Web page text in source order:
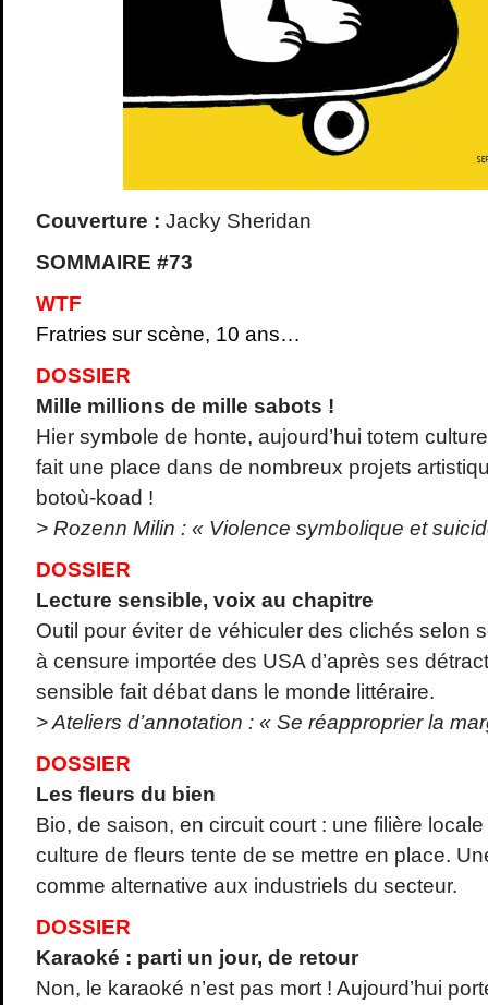
Couverture : Jacky Sheridan
SOMMAIRE #73
WTF
Fratries sur scène, 10 ans…
DOSSIER
Mille millions de mille sabots !
Hier symbole de honte, aujourd’hui totem
fait une place dans de nombreux projets
botoù-koad !
> Rozenn Milin : « Violence symbolique et
DOSSIER
Lecture sensible, voix au chapitre
Outil pour éviter de véhiculer des clichés selon
à censure importée des USA d’après ses
sensible fait débat dans le monde littéraire.
> Ateliers d’annotation : « Se réapproprier la
DOSSIER
Les fleurs du bien
Bio, de saison, en circuit court : une filière
culture de fleurs tente de se mettre en place.
comme alternative aux industriels du secteur.
DOSSIER
Karaoké : parti un jour, de retour
Non, le karaoké n’est pas mort ! Aujourd’hui